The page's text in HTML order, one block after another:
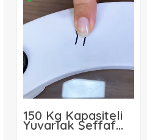
150 Kg Kapasiteli
Yuvarlak Şeffaf
Dijital Banyo Cam